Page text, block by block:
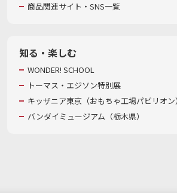
商品関連サイト・SNS一覧
知る・楽しむ
WONDER! SCHOOL
トーマス・エジソン特別展
キッザニア東京（おもちゃ工場パビリオ
バンダイミュージアム（栃木県）